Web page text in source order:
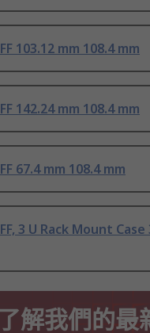
103.12 mm 108.4 mm
142.24 mm 108.4 mm
67.4 mm 108.4 mm
3 U Rack Mount Case
解我們的最